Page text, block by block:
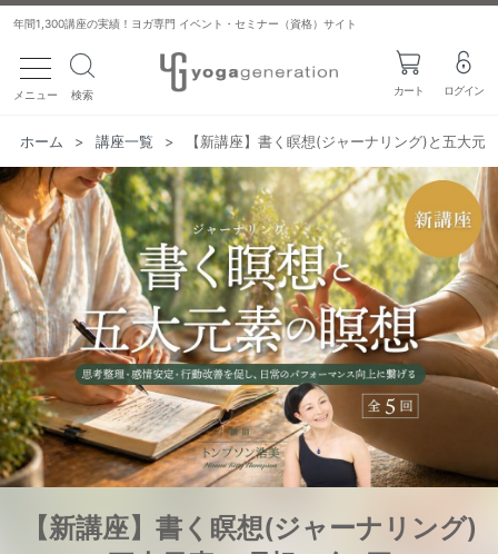
年間1,300講座の実績！ヨガ専門 イベント・セミナー（資格）サイト
toggle navigation
メニュー 検索 カート ログイン
ホーム > 講座一覧 > 【新講座】書く瞑想(ジャーナリング)と五大元
【新講座】書く瞑想(ジャーナリング)